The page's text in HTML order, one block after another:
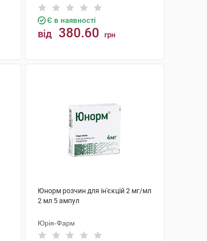
Є в наявності
від 380.60 грн
Юнорм розчин для ін'єкцій 2 мг/мл
2 мл 5 ампул
Юрія-Фарм